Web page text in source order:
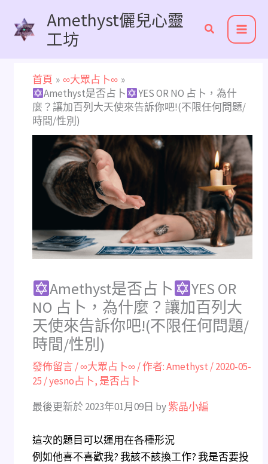
Amethyst儷兒心靈
工坊
首頁
∞大眾占卜∞
Amethyst是否占卜
YES OR NO 占卜，為什
麼？讓加百列大天使來告訴你吧!(不限任何問題/
時間/性別)
Amethyst是否占卜
YES OR
NO 占卜，為什麼？讓加百列大
天使來告訴你吧!(不限任何問題/
時間/性別)
發佈留言/∞大眾占卜∞/ 作者:Amethyst /2020-05-
25 /yesno占卜, 是否占卜
最後更新於 2023年01月09日 by紫晶小編
這次的題目可以運用在各種形況
例如他喜不喜歡我? 我該不該換工作? 我是否要投